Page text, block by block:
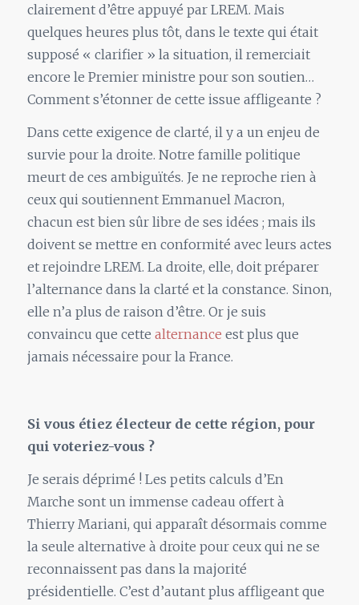
clairement d’être appuyé par LREM. Mais
quelques heures plus tôt, dans le texte qui était
supposé « clarifier » la situation, il remerciait
encore le Premier ministre pour son soutien…
Comment s’étonner de cette issue affligeante ?
Dans cette exigence de clarté, il y a un enjeu de
survie pour la droite. Notre famille politique
meurt de ces ambiguïtés. Je ne reproche rien à
ceux qui soutiennent Emmanuel Macron,
chacun est bien sûr libre de ses idées ; mais ils
doivent se mettre en conformité avec leurs actes
et rejoindre LREM. La droite, elle, doit préparer
l’alternance dans la clarté et la constance. Sinon,
elle n’a plus de raison d’être. Or je suis
convaincu que cette alternance est plus que
jamais nécessaire pour la France.
Si vous étiez électeur de cette région, pour
qui voteriez-vous ?
Je serais déprimé ! Les petits calculs d’En
Marche sont un immense cadeau offert à
Thierry Mariani, qui apparaît désormais comme
la seule alternative à droite pour ceux qui ne se
reconnaissent pas dans la majorité
présidentielle. C’est d’autant plus affligeant que